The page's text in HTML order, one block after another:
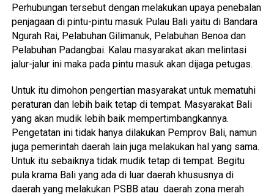
Perhubungan tersebut dengan melakukan upaya penebalan
penjagaan di pintu-pintu masuk Pulau Bali yaitu di Bandara
Ngurah Rai, Pelabuhan Gilimanuk, Pelabuhan Benoa dan
Pelabuhan Padangbai. Kalau masyarakat akan melintasi
jalur-jalur ini maka pada pintu masuk akan dijaga petugas.
Untuk itu dimohon pengertian masyarakat untuk mematuhi
peraturan dan lebih baik tetap di tempat. Masyarakat Bali
yang akan mudik lebih baik mempertimbangkannya.
Pengetatan ini tidak hanya dilakukan Pemprov Bali, namun
juga pemerintah daerah lain juga melakukan hal yang sama.
Untuk itu sebaiknya tidak mudik tetap di tempat. Begitu
pula krama Bali yang ada di luar daerah khususnya di
daerah yang melakukan PSBB atau daerah zona merah